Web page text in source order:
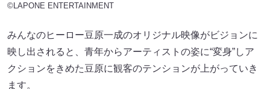
©LAPONE ENTERTAINMENT
みんなのヒーロー豆原一成のオリジナル映像がビジョンに
映し出されると、青年からアーティストの姿に“変身”しア
クションをきめた豆原に観客のテンションが上がっていき
ます。